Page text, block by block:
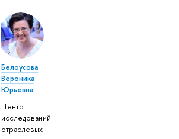
Белоусова
Вероника
Юрьевна
Центр
исследований
отраслевых